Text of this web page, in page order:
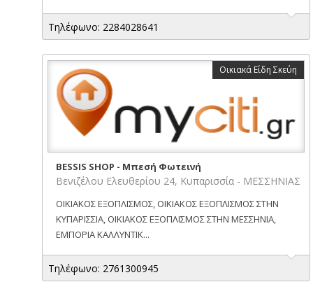
Τηλέφωνο: 2284028641
Οικιακά Είδη Σκεύη
BESSIS SHOP - Μπεσή Φωτεινή
Βενιζέλου Ελευθερίου 24, Κυπαρισσία - ΜΕΣΣΗΝΙΑΣ
ΟΙΚΙΑΚΟΣ ΕΞΟΠΛΙΣΜΟΣ, ΟΙΚΙΑΚΟΣ ΕΞΟΠΛΙΣΜΟΣ ΣΤΗΝ
ΚΥΠΑΡΙΣΣΙΑ, ΟΙΚΙΑΚΟΣ ΕΞΟΠΛΙΣΜΟΣ ΣΤΗΝ ΜΕΣΣΗΝΙΑ,
ΕΜΠΟΡΙΑ ΚΑΛΛΥΝΤΙΚ...
Τηλέφωνο: 2761300945